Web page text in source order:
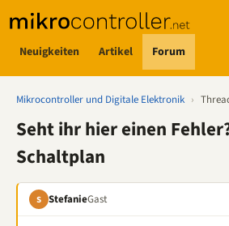
Neuigkeiten Artikel Forum
Mikrocontroller und Digitale Elektronik ›
Seht ihr hier einen
Schaltplan
S StefanieGast